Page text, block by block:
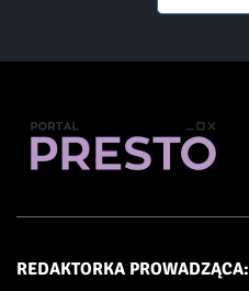
REDAKTORKA PROWADZĄCA: